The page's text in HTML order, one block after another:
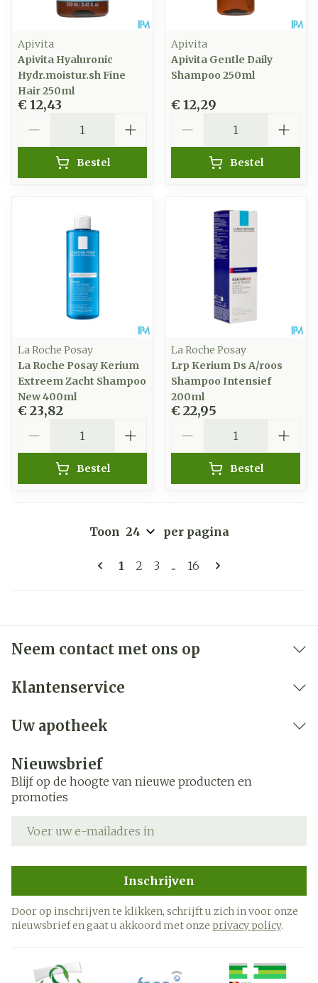
Apivita
Apivita Hyaluronic
Hydr.moistur.sh Fine
Hair 250ml
€ 12,43
Bestel
Apivita
Apivita Gentle Daily
Shampoo 250ml
€ 12,29
Bestel
La Roche Posay
La Roche Posay Kerium
Extreem Zacht Shampoo
New 400ml
€ 23,82
Bestel
La Roche Posay
Lrp Kerium Ds A/roos
Shampoo Intensief
200ml
€ 22,95
Bestel
Pagina's
U lees momenteel pagina
1 Pagina
2 Pagina
3 ... Pagina
16
Toon per pagina
Neem contact met ons op
Klantenservice
Uw apotheek
Nieuwsbrief
Blijf op de hoogte van nieuwe producten en
promoties
Inschrijven
Door op inschrijven te klikken, schrijft u zich in voor onze
nieuwsbrief en gaat u akkoord met onze privacy policy.